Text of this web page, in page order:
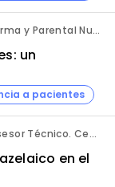
Mar Roure. Marketing Director de Pharma y Parental Nutrition. Fresenius Kabi España.
un
a pacientes
Camila Araceli Inzunza Rodríguez. Asesor Técnico. Centro de Innovación Pharmachem México.
en el